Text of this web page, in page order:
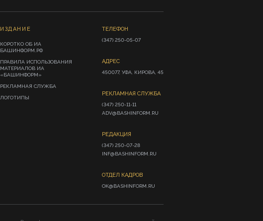
ИЗДАНИЕ
КОРОТКО ОБ ИА
БАШИНФОРМ.РФ
ПРАВИЛА ИСПОЛЬЗОВАНИЯ
МАТЕРИАЛОВ ИА
«БАШИНФОРМ»
РЕКЛАМНАЯ СЛУЖБА
ЛОГОТИПЫ
ТЕЛЕФОН
(347) 250-05-07
АДРЕС
450077, УФА, КИРОВА, 45
РЕКЛАМНАЯ СЛУЖБА
(347) 250-11-11
ADV@BASHINFORM.RU
РЕДАКЦИЯ
(347) 250-07-28
INF@BASHINFORM.RU
ОТДЕЛ КАДРОВ
OK@BASHINFORM.RU